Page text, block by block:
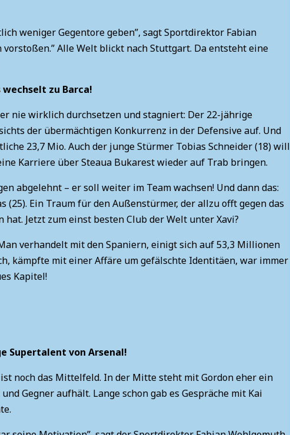
weniger Gegentore geben”, sagt Sportdirektor Fabian
Alle Welt blickt nach Stuttgart. Da entsteht eine
wechselt zu Barca!
nie wirklich durchsetzen und stagniert: Der 22-jährige
der übermächtigen Konkurrenz in der Defensive auf. Und
23,7 Mio. Auch der junge Stürmer Tobias Schneider (18) will
Karriere über Steaua Bukarest wieder auf Trab bringen.
abgelehnt – er soll weiter im Team wachsen! Und dann das:
(25). Ein Traum für den Außenstürmer, der allzu offt gegen das
Jetzt zum einst besten Club der Welt unter Xavi?
verhandelt mit den Spaniern, einigt sich auf 53,3 Millionen
kämpfte mit einer Affäre um gefälschte Identitäen, war immer
Kapitel!
Supertalent von Arsenal!
noch das Mittelfeld. In der Mitte steht mit Gordon eher ein
Gegner aufhält. Lange schon gab es Gespräche mit Kai